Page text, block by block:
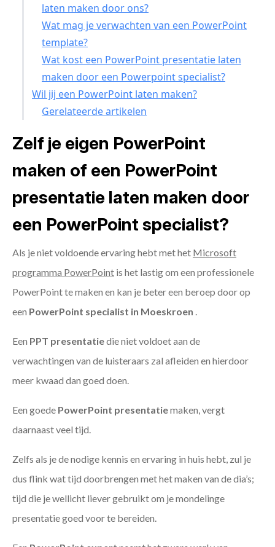
laten maken door ons?
Wat mag je verwachten van een PowerPoint
template?
Wat kost een PowerPoint presentatie laten
maken door een Powerpoint specialist?
Wil jij een PowerPoint laten maken?
Gerelateerde artikelen
Zelf je eigen PowerPoint
maken of een PowerPoint
presentatie laten maken door
een PowerPoint specialist?
Als je niet voldoende ervaring hebt met het Microsoft
programma PowerPoint is het lastig om een professionele
PowerPoint te maken en kan je beter een beroep door op
een PowerPoint specialist in Moeskroen .
Een PPT presentatiedie niet voldoet aan de
verwachtingen van de luisteraars zal afleiden en hierdoor
meer kwaad dan goed doen.
Een goede PowerPoint presentatiemaken, vergt
daarnaast veel tijd.
Zelfs als je de nodige kennis en ervaring in huis hebt, zul je
dus flink wat tijd doorbrengen met het maken van de dia’s;
tijd die je wellicht liever gebruikt om je mondelinge
presentatie goed voor te bereiden.